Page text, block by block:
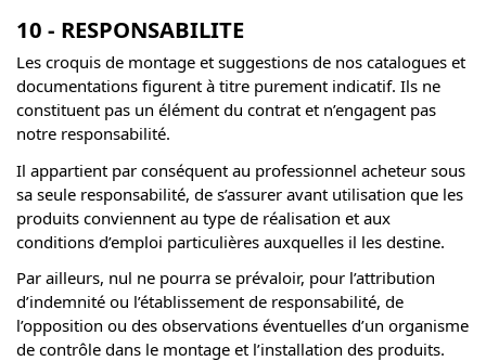
10 - RESPONSABILITE
Les croquis de montage et suggestions de nos catalogues et
documentations figurent à titre purement indicatif. Ils ne
constituent pas un élément du contrat et n’engagent pas
notre responsabilité.
Il appartient par conséquent au professionnel acheteur sous
sa seule responsabilité, de s’assurer avant utilisation que les
produits conviennent au type de réalisation et aux
conditions d’emploi particulières auxquelles il les destine.
Par ailleurs, nul ne pourra se prévaloir, pour l’attribution
d’indemnité ou l’établissement de responsabilité, de
l’opposition ou des observations éventuelles d’un organisme
de contrôle dans le montage et l’installation des produits.